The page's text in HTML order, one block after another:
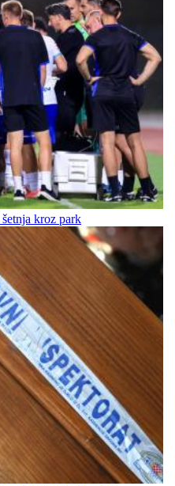
kroz park